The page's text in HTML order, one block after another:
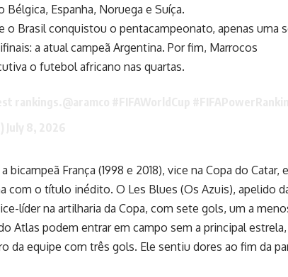
Espanha, Noruega e Suíça.
o Brasil conquistou o pentacampeonato, apenas uma
a atual campeã Argentina. Por fim, Marrocos
o futebol africano nas quartas.
França (1998 e 2018), vice na Copa do Catar,
com o título inédito. O Les Blues (Os Azuis), apelido
líder na artilharia da Copa, com sete gols, um a
Atlas podem entrar em campo sem a principal
da equipe com três gols. Ele sentiu dores ao fim da